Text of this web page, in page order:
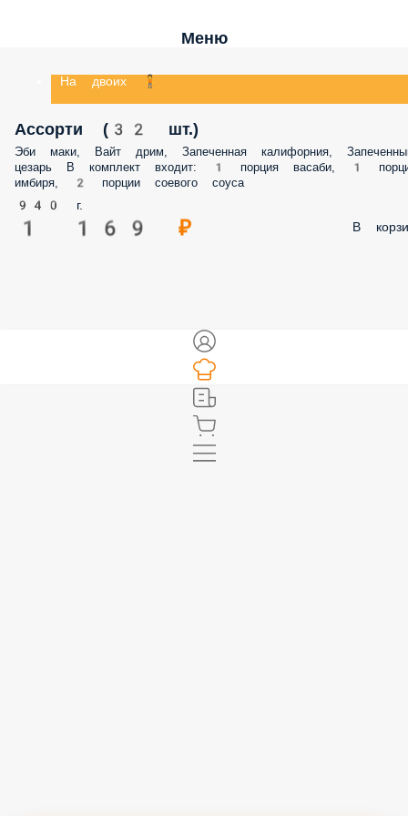
Меню
На двоих 🧍
Ассорти (32 шт.)
Эби маки, Вайт дрим, Запеченная калифорния,
цезарь В комплект входит: 1 порция васаби, 1
имбиря, 2 порции соевого соуса
940 г.
1 169 ₽ В